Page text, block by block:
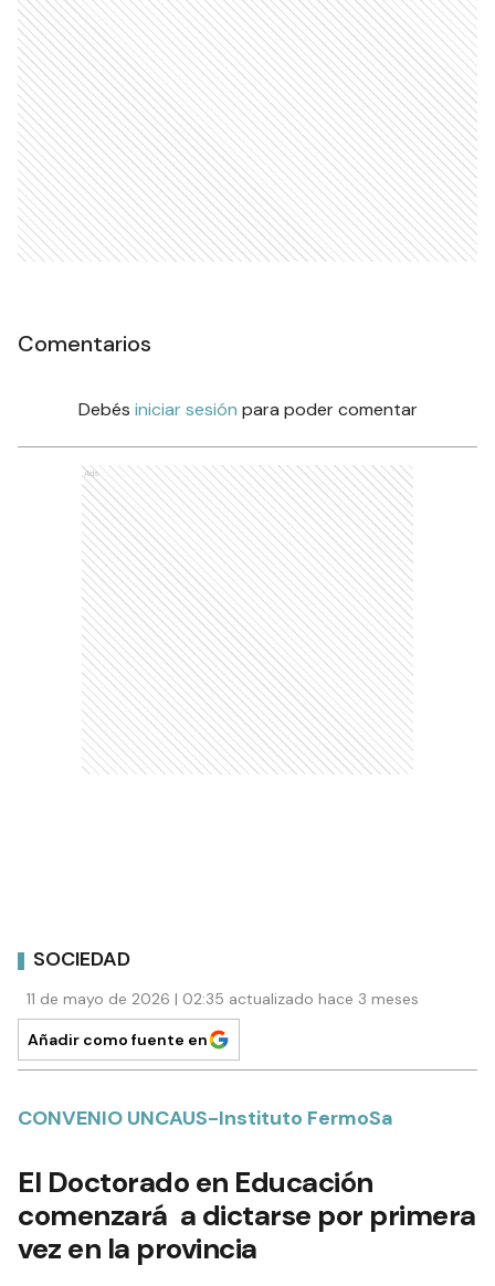
Comentarios
Debés iniciar sesión para poder comentar
Ads
SOCIEDAD
11 de mayo de 2026 | 02:35 actualizado hace 3 meses
Añadir como fuente en
CONVENIO UNCAUS-Instituto FermoSa
El Doctorado en Educación
comenzará a dictarse por primera
vez en la provincia